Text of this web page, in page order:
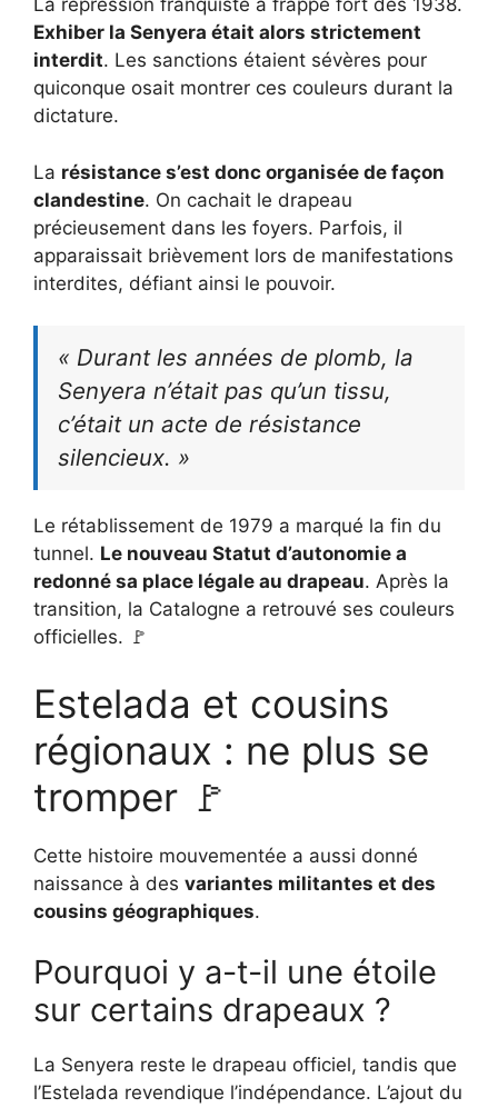
La répression franquiste a frappé fort dès 1938.
Exhiber la Senyera était alors strictement
interdit. Les sanctions étaient sévères pour
quiconque osait montrer ces couleurs durant la
dictature.
La résistance s’est donc organisée de façon
clandestine. On cachait le drapeau
précieusement dans les foyers. Parfois, il
apparaissait brièvement lors de manifestations
interdites, défiant ainsi le pouvoir.
« Durant les années de plomb, la
Senyera n’était pas qu’un tissu,
c’était un acte de résistance
silencieux. »
Le rétablissement de 1979 a marqué la fin du
tunnel. Le nouveau Statut d’autonomie a
redonné sa place légale au drapeau. Après la
transition, la Catalogne a retrouvé ses couleurs
officielles. 🚩
Estelada et cousins
régionaux : ne plus se
tromper 🚩
Cette histoire mouvementée a aussi donné
naissance à des variantes militantes et des
cousins géographiques.
Pourquoi y a-t-il une étoile
sur certains drapeaux ?
La Senyera reste le drapeau officiel, tandis que
l’Estelada revendique l’indépendance. L’ajout du